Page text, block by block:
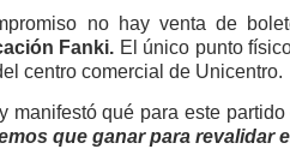
no hay venta de
Fanki. El único punto
centro comercial de Unicentro.
qué para este
que ganar para revalidar